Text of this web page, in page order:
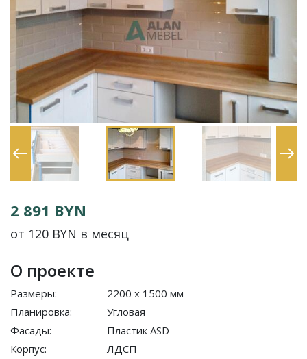
2 891 BYN
от 120 BYN в месяц
О проекте
Размеры:
Планировка:
Фасады:
Корпус:
2200 x 1500 мм
Угловая
Пластик ASD
ЛДСП